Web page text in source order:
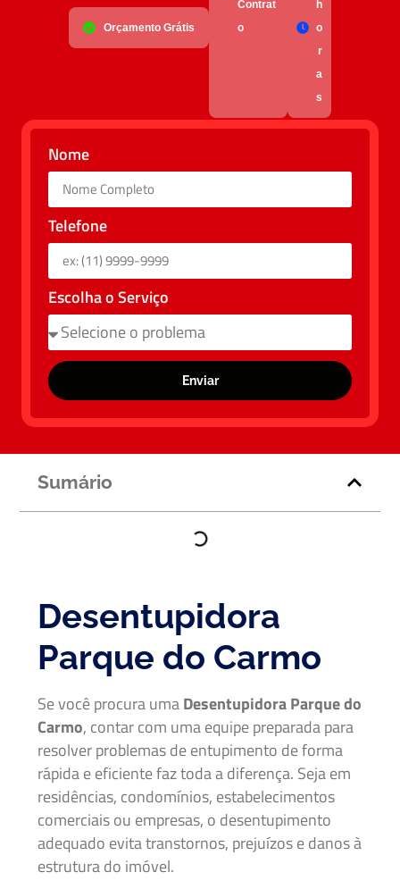
Orçamento Grátis
Contrat
o
h
o
r
a
s
Nome
Telefone
Escolha o Serviço
Enviar
Sumário
Desentupidora
Parque do Carmo
Se você procura umaDesentupidora Parque do
Carmo, contar com uma equipe preparada para
resolver problemas de entupimento de forma
rápida e eficiente faz toda a diferença. Seja em
residências, condomínios, estabelecimentos
comerciais ou empresas, o desentupimento
adequado evita transtornos, prejuízos e danos à
estrutura do imóvel.